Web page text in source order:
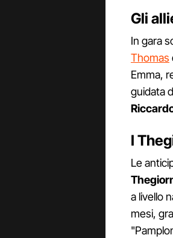
Gli
In gara
Thomas
Emma,
guidata
I
Le
a livello
mesi,